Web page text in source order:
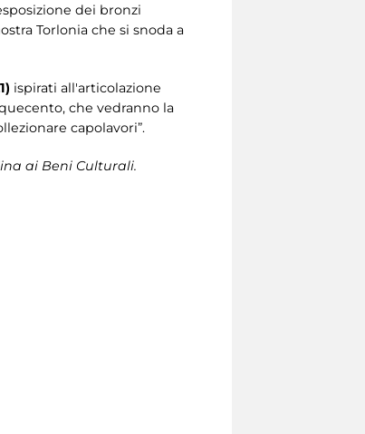
dei bronzi
Torlonia che si snoda a
ispirati all'articolazione
che vedranno la
capolavori”.
ai Beni Culturali.